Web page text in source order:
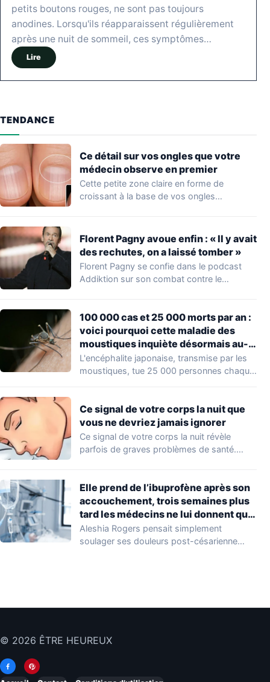
petits boutons rouges, ne sont pas toujours
anodines. Lorsqu'ils réapparaissent régulièrement
après une nuit de sommeil, ces symptômes…
Lire
TENDANCE
Ce détail sur vos ongles que votre
médecin observe en premier
Cette petite zone claire en forme de
croissant à la base de vos ongles…
Florent Pagny avoue enfin : « Il y avait
des rechutes, on a laissé tomber »
Florent Pagny se confie dans le podcast
Addiktion sur son combat contre le
100 000 cas et 25 000 morts par an :
voici pourquoi cette maladie des
moustiques inquiète désormais au-
delà de l’Asie
L'encéphalite japonaise, transmise par les
moustiques, tue 25 000 personnes chaque
Ce signal de votre corps la nuit que
vous ne devriez jamais ignorer
Ce signal de votre corps la nuit révèle
parfois de graves problèmes de santé.…
Elle prend de l’ibuprofène après son
accouchement, trois semaines plus
tard les médecins ne lui donnent que
10% de chances de survie
Aleshia Rogers pensait simplement
soulager ses douleurs post-césarienne
© 2026 ÊTRE HEUREUX